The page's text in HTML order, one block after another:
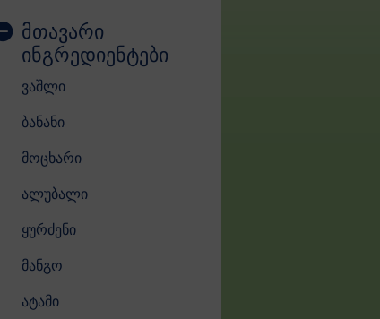
მთავარი
ინგრედიენტები
ვაშლი
ბანანი
მოცხარი
ალუბალი
ყურძენი
მანგო
ატამი